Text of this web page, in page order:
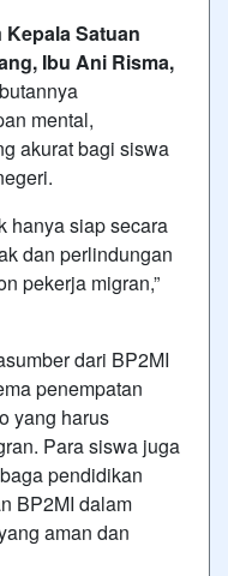
Kepala Satuan
Ibu Ani Risma,
mental,
akurat bagi siswa
hanya siap secara
dan perlindungan
pekerja migran,”
dari BP2MI
penempatan
yang harus
Para siswa juga
pendidikan
BP2MI dalam
aman dan